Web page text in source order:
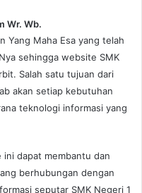
Wr. Wb.
Yang Maha Esa yang telah
sehingga website SMK
Salah satu tujuan dari
akan setiap kebutuhan
teknologi informasi yang
ini dapat membantu dan
berhubungan dengan
seputar SMK Negeri 1